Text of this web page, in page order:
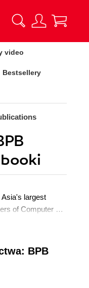
video
Bestsellery
largest
of Computer &
For the last 63
Professionals
IT World.
BPB